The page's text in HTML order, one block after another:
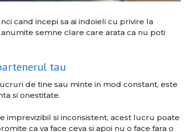
cand incepi sa ai indoieli cu privire la
semne clare care arata ca nu poti
tau
de tine sau minte in mod constant, este
si onestitate.
si inconsistent, acest lucru poate
ca va face ceva si apoi nu o face fara o